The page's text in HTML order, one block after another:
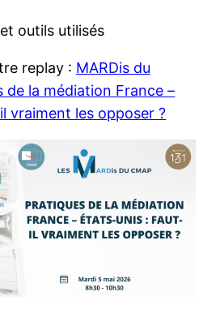
outils utilisés
replay : MARDis du
de la médiation France –
vraiment les opposer ?